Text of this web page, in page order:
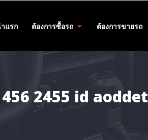
แรก ต้องการซื้อรถ ต้องการขายรถ
456 2455 id aoddet